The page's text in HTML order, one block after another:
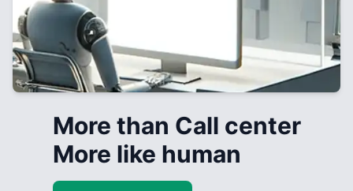
More than Call center
More like human